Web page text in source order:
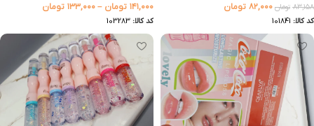
۸۳,۱۵۸ تومان ۸۲,۰۰۰ تومان
کد کالا: 101841
۱۴۱,۰۰۰ تومان –۱۳۳,۰۰۰ تومان
کد کالا: 103283